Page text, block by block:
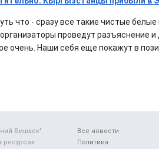
что - сразу все такие чистые
проведут разъяснение
очень. Наши себя еще покажут в
Все новости
Политика
Бишкек"
ресурсах